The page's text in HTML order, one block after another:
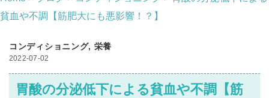
貧血や不調【筋肥大にも悪影響！？】
コンディショニング, 栄養
2022-07-02
胃酸の分泌低下による貧血や不調【筋